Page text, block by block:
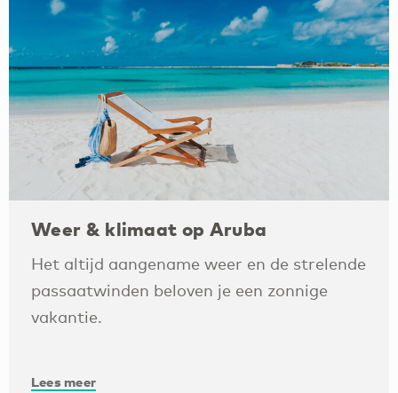
Weer & klimaat op Aruba
Het altijd aangename weer en de strelende
passaatwinden beloven je een zonnige
vakantie.
Lees meer